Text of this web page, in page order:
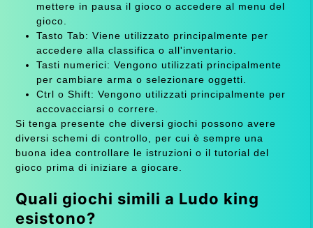
mettere in pausa il gioco o accedere al menu del
gioco.
Tasto Tab: Viene utilizzato principalmente per
accedere alla classifica o all'inventario.
Tasti numerici: Vengono utilizzati principalmente
per cambiare arma o selezionare oggetti.
Ctrl o Shift: Vengono utilizzati principalmente per
accovacciarsi o correre.
Si tenga presente che diversi giochi possono avere
diversi schemi di controllo, per cui è sempre una
buona idea controllare le istruzioni o il tutorial del
gioco prima di iniziare a giocare.
Quali giochi simili a Ludo king
esistono?